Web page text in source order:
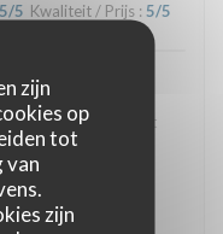
zijn
op
tot
van
zijn
5/5 Kwaliteit / Prijs : 5/5
Les plats étaient
Le service était
Nous
très belle